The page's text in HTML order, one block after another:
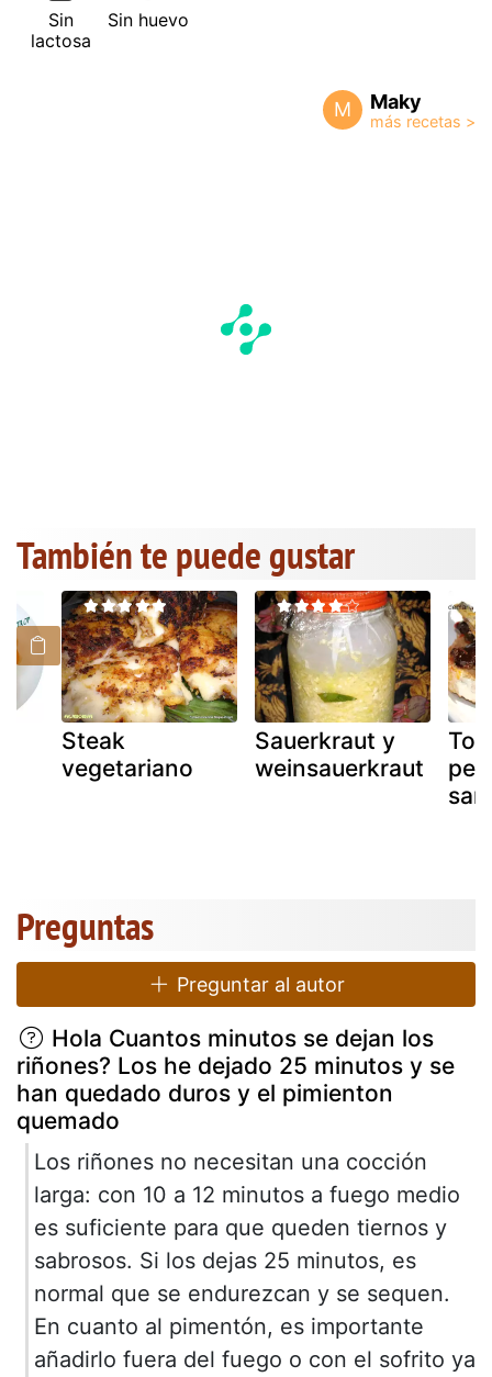
Sin
lactosa
Sin huevo
M Maky
También te puede gustar
Steak
vegetariano
Sauerkraut y
weinsauerkraut
Preguntas
Preguntar al autor
Hola Cuantos minutos se dejan los
riñones? Los he dejado 25 minutos y se
han quedado duros y el pimienton
quemado
Los riñones no necesitan una cocción
larga: con 10 a 12 minutos a fuego medio
es suficiente para que queden tiernos y
sabrosos. Si los dejas 25 minutos, es
normal que se endurezcan y se sequen.
En cuanto al pimentón, es importante
añadirlo fuera del fuego o con el sofrito ya